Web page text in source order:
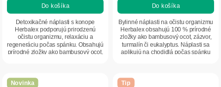
Do košíka
Detoxikačné náplasti s konope
Herbalex podporujú prirodzenú
očistu organizmu, relaxáciu a
regeneráciu počas spánku. Obsahujú
prírodné zložky ako bambusový ocot,
Do košíka
Bylinné náplasti na očistu organizmu
Herbalex obsahujú 100 % prírodné
zložky ako bambusový ocot, zázvor,
turmalín či eukalyptus. Náplasti sa
aplikujú na chodidlá počas spánku
Novinka Tip